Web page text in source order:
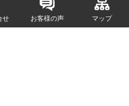
せ お客様の声 マップ